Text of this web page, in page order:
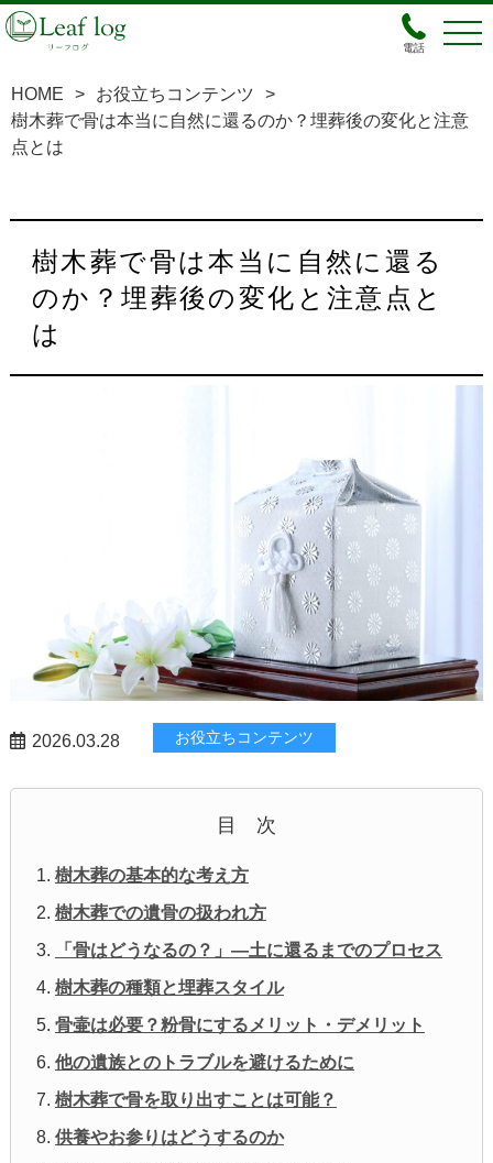
電話
HOME > お役立ちコンテンツ
>
樹木葬で骨は本当に自然に還るのか？埋葬後の変化と注意
点とは
樹木葬で骨は本当に自然に還る
のか？埋葬後の変化と注意点と
は
2026.03.28 お役立ちコンテンツ
目 次
樹木葬の基本的な考え方
樹木葬での遺骨の扱われ方
「骨はどうなるの？」—土に還るまでのプロセス
樹木葬の種類と埋葬スタイル
骨壷は必要？粉骨にするメリット・デメリット
他の遺族とのトラブルを避けるために
樹木葬で骨を取り出すことは可能？
供養やお参りはどうするのか